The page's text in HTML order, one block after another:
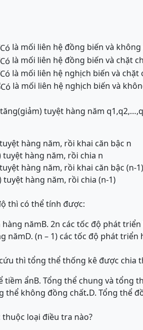
là mối liên hệ đồng biến và
là mối liên hệ đồng biến và chặt
là mối liên hệ nghịch biến và chặt
là mối liên hệ nghịch biến và
tuyệt hàng năm
hàng năm, rồi khai căn bậc n
tuyệt hàng năm, rồi chia n
hàng năm, rồi khai căn bậc (n-
hàng năm, rồi chia (n-1)
thì có thể tính được:
hàng nămB. 2n các tốc độ phát
nămD. (n – 1) các tốc độ phát triển
thì tổng thể thống kê được chia
tiềm ẩnB. Tổng thể chung và tổng
thể không đồng chất.D. Tổng thể
loại điều tra nào?